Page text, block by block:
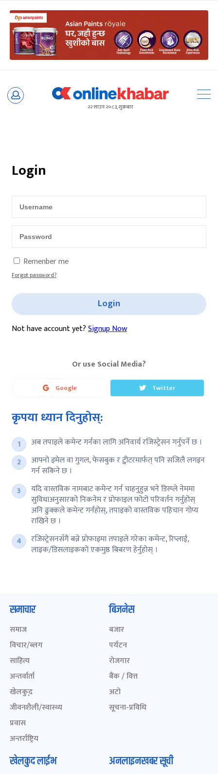
Skip
२२ साउन २०८३, शुक्रबार
Login
Remenber me
Forgot password?
Login
Not have account yet?Signup Now
Or use Social Media?
Google Twitter
कृपया ध्यान दिनुहोस्:
अब तपाइले कमेन्ट गर्नका लागि अनिवार्य रजिस्ट्रेसन गर्नुपर्ने छ ।
आफ्नो इमेल वा गुगल, फेसबुक र ट्वीटरमार्फत् पनि सजिलै लगइन
गर्न सकिने छ ।
यदि वास्तविक नामबाट कमेन्ट गर्न चाहनुहुन्न भने डिस्प्ले नेममा
सुविधाअनुसारको निकनेम र प्रोफाइल फोटो परिवर्तन गर्नुहोस्
अनि ढुक्कले कमेन्ट गर्नहोस्, तपाइको वास्तविक पहिचान गोप्य
राखिने छ ।
रजिस्ट्रेसनसँगै बन्ने प्रोफाइमा तपाइले गरेका कमेन्ट, रिप्लाई,
लाइक/डिसलाइकको एकमुष्ठ बिबरण हेर्नुहोस् ।
समाचार
समाज
विचार/ब्लग
साहित्य
अन्तर्वार्ता
खेलकुद़़
जीवनशैली/स्वास्थ्य
प्रवास
अन्तर्राष्ट्रिय
बिजनेस
बजार
पर्यटन
रोजगार
बैंक / वित्त
अटो
सूचना-प्रविधि
खेलकुद लाईभ अनलाइनखबर सूची